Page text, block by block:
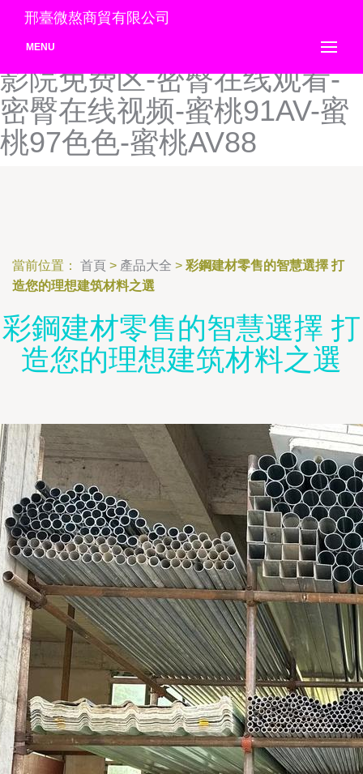
密臀AV在线-密臀TV一区-密
臀激情网-密臀免费AV-密臀
影院免费区-密臀在线观看-
密臀在线视频-蜜桃91AV-蜜
桃97色色-蜜桃AV88
邢臺微熬商貿有限公司
MENU
當前位置： 首頁 > 產品大全 > 彩鋼建材零售的智慧選擇 打
造您的理想建筑材料之選
彩鋼建材零售的智慧選擇 打
造您的理想建筑材料之選